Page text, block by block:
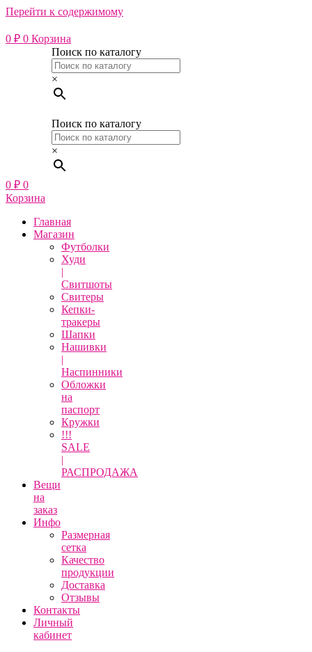
Перейти к содержимому
0 ₽ 0 Корзина
Поиск по каталогу
×
Поиск по каталогу
×
0 ₽ 0
Корзина
Главная
Магазин
Футболки
Худи
|
Свитшоты
Свитеры
Кепки-
тракеры
Шапки
Нашивки
|
Наспинники
Обложки
на
паспорт
Кружки
!!!
SALE
|
РАСПРОДАЖА
Вещи
на
заказ
Инфо
Размерная
сетка
Качество
продукции
Доставка
Отзывы
Контакты
Личный
кабинет